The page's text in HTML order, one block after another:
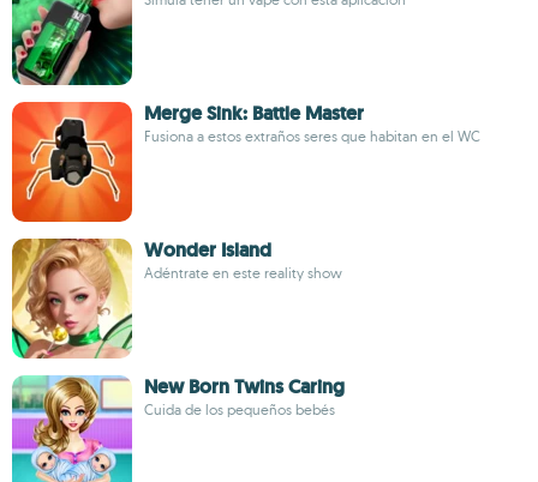
Merge Sink: Battle Master
Fusiona a estos extraños seres que habitan en el WC
Wonder Island
Adéntrate en este reality show
New Born Twins Caring
Cuida de los pequeños bebés